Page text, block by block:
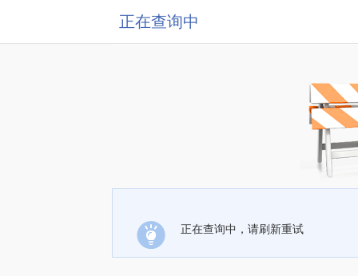
正在查询中
正在查询中，请刷新重试